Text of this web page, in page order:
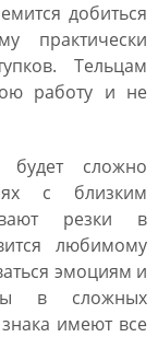
добиться
практически
Тельцам
работу и не
будет сложно
с близким
резки в
любимому
эмоциям и
в сложных
имеют все